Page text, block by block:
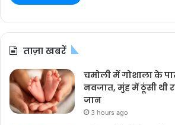
ताज़ा खबरें
चमोली में गोशाला के
नवजात, मुंह में ठूंसी थी
जान
3 hours ago